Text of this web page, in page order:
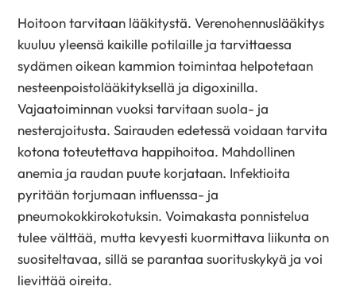
Hoitoon tarvitaan lääkitystä. Verenohennuslääkitys
kuuluu yleensä kaikille potilaille ja tarvittaessa
sydämen oikean kammion toimintaa helpotetaan
nesteenpoistolääkityksellä ja digoxinilla.
Vajaatoiminnan vuoksi tarvitaan suola- ja
nesterajoitusta. Sairauden edetessä voidaan tarvita
kotona toteutettava happihoitoa. Mahdollinen
anemia ja raudan puute korjataan. Infektioita
pyritään torjumaan influenssa- ja
pneumokokkirokotuksin. Voimakasta ponnistelua
tulee välttää, mutta kevyesti kuormittava liikunta on
suositeltavaa, sillä se parantaa suorituskykyä ja voi
lievittää oireita.